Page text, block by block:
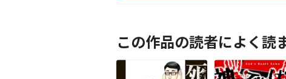
この作品の読者によく読